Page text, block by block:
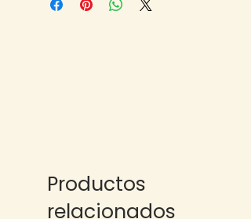
Productos
relacionados